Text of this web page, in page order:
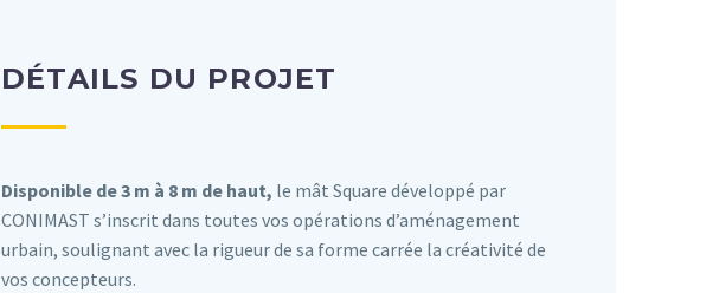
DÉTAILS DU PROJET
Disponible de 3 m à 8 m de haut, le mât Square développé par
CONIMAST s’inscrit dans toutes vos opérations d’aménagement
urbain, soulignant avec la rigueur de sa forme carrée la créativité de
vos concepteurs.